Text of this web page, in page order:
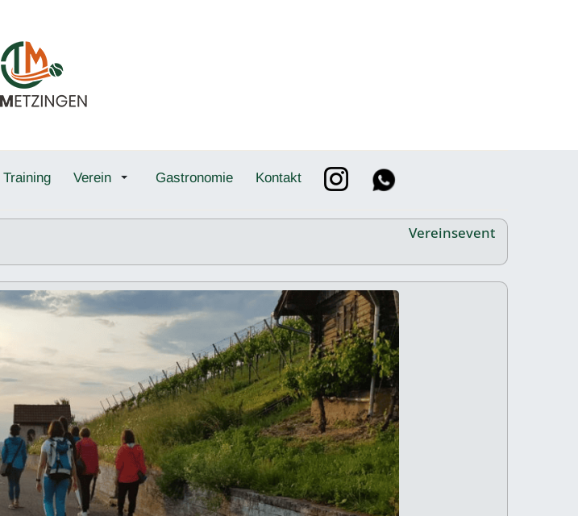
Training Verein Gastronomie Kontakt
Vereinsevent